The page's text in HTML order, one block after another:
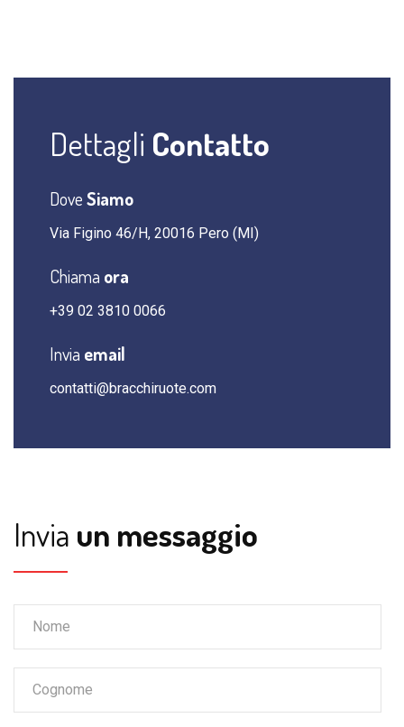
Dettagli Contatto
DoveSiamo
Via Figino 46/H, 20016 Pero (MI)
Chiama ora
+39 02 3810 0066
Invia email
contatti@bracchiruote.com
Invia un messaggio